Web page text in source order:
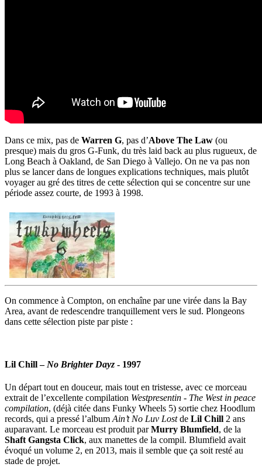
Dans ce mix, pas de Warren G, pas d’Above The Law (ou
presque) mais du gros G-Funk, du très laid back au plus rugueux, de
Long Beach à Oakland, de San Diego à Vallejo. On ne va pas non
plus se lancer dans de longues explications techniques, mais plutôt
voyager au gré des titres de cette sélection qui se concentre sur une
période assez courte, de 1993 à 1998.
On commence à Compton, on enchaîne par une virée dans la Bay
Area, avant de redescendre tranquillement vers le sud. Plongeons
dans cette sélection piste par piste :
Lil Chill– No Brighter Dayz - 1997
Un départ tout en douceur, mais tout en tristesse, avec ce morceau
extrait de l’excellente compilation Westpresentin - The West in peace
compilation, (déjà citée dans Funky Wheels 5) sortie chez Hoodlum
records, qui a pressé l’album Ain’t No Luv Lostde Lil Chill 2 ans
auparavant. Le morceau est produit parMurry Blumfield, de la
Shaft Gangsta Click, aux manettes de la compil. Blumfield avait
évoqué un volume 2, en 2013, mais il semble que ça soit resté au
stade de projet.